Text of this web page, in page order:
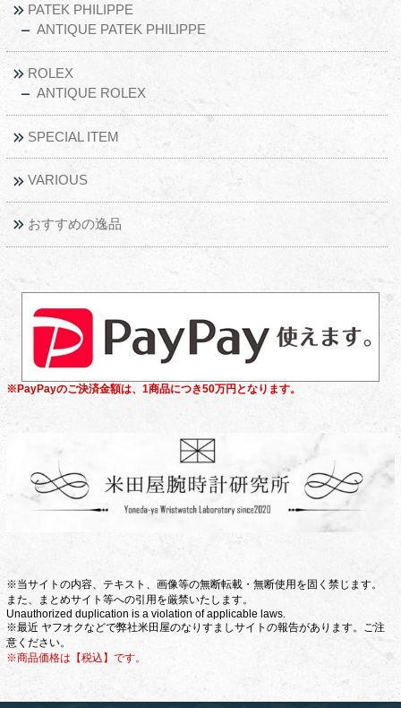
PATEK PHILIPPE
ANTIQUE PATEK PHILIPPE
ROLEX
ANTIQUE ROLEX
SPECIAL ITEM
VARIOUS
おすすめの逸品
※PayPayのご決済金額は、1商品につき50万円となります。
※当サイトの内容、テキスト、画像等の無断転載・無断使用を固く禁じます。
また、まとめサイト等への引用を厳禁いたします。
Unauthorized duplication is a violation of applicable laws.
※最近 ヤフオクなどで弊社米田屋のなりすましサイトの報告があります。ご注
意ください。
※商品価格は【税込】です。